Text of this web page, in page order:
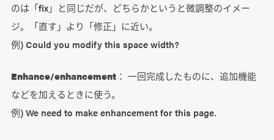
のは「fix」と同じだが、どちらかというと微調整のイメー
ジ。「直す」より「修正」に近い。
例) Could you modify this space width?
Enhance/enhancement： 一回完成したものに、追加機能
などを加えるときに使う。
例) We need to make enhancement for this page.